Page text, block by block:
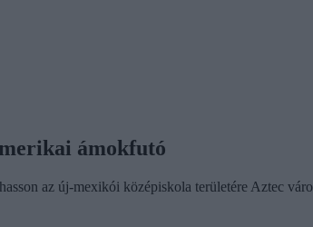
ámokfutó
az új-mexikói középiskola területére Aztec